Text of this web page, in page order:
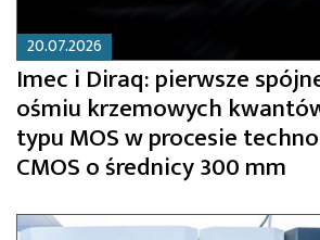
20.07.2026
Imec i Diraq: pierwsze
ośmiu krzemowych
typu MOS w procesie
CMOS o średnicy 300 mm